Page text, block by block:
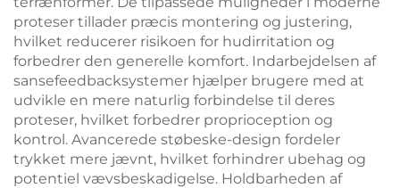
proteser tillader præcis montering og justering,
hvilket reducerer risikoen for hudirritation og
forbedrer den generelle komfort. Indarbejdelsen af
sansefeedbacksystemer hjælper brugere med at
udvikle en mere naturlig forbindelse til deres
proteser, hvilket forbedrer proprioception og
kontrol. Avancerede støbeske-design fordeler
trykket mere jævnt, hvilket forhindrer ubehag og
potentiel vævsbeskadigelse. Holdbarheden af